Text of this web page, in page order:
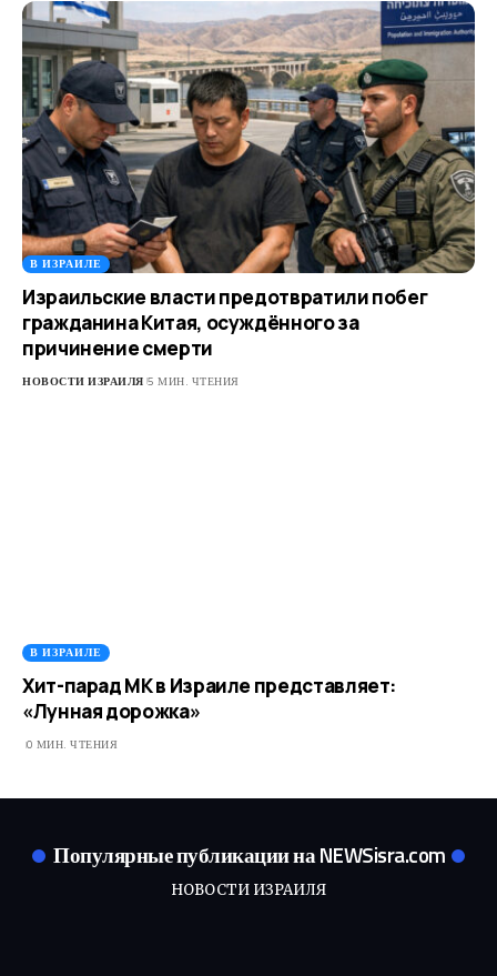
В ИЗРАИЛЕ
Израильские власти предотвратили побег
гражданина Китая, осуждённого за
причинение смерти
НОВОСТИ ИЗРАИЛЯ 5 МИН. ЧТЕНИЯ
В ИЗРАИЛЕ
Хит-парад МК в Израиле представляет:
«Лунная дорожка»
0 МИН. ЧТЕНИЯ
Популярные публикации на NEWSisra.com
НОВОСТИ ИЗРАИЛЯ